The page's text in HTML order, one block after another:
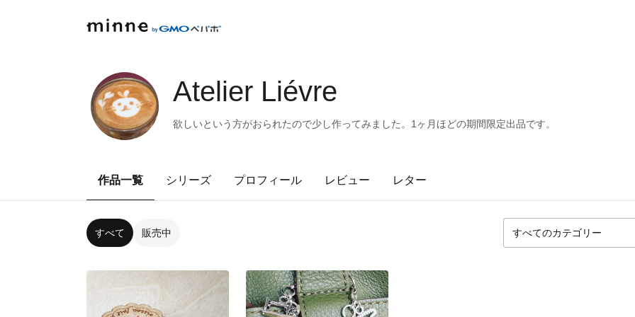
Atelier Liévre
欲しいという方がおられたので少し作ってみました。1ヶ月ほどの期間限定出品です。
作品一覧 シリーズ プロフィール レビュー レター
すべて 販売中